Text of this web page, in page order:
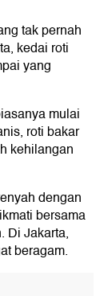
tak pernah
kedai roti
yang
mulai
roti bakar
kehilangan
dengan
bersama
Di Jakarta,
beragam.